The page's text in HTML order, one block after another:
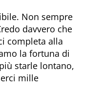
Non sempre
davvero che
completa alla
la fortuna di
starle lontano,
mille